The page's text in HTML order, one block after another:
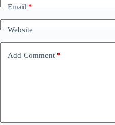
Email*
Website
Add Comment *